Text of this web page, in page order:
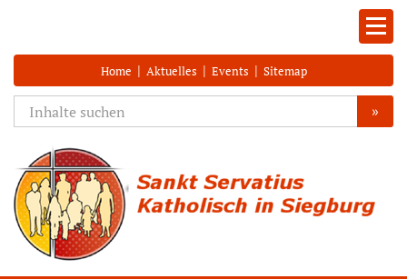
Home | Aktuelles | Events | Sitemap
»